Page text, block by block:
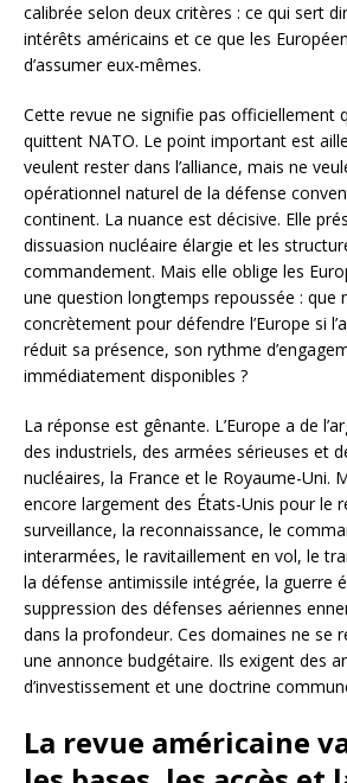
calibrée selon deux critères : ce qui sert
intérêts américains et ce que les
d’assumer eux-mêmes.
Cette revue ne signifie pas officiellement
quittent NATO. Le point important est
veulent rester dans l’alliance, mais ne
opérationnel naturel de la défense
continent. La nuance est décisive. Elle
dissuasion nucléaire élargie et les
commandement. Mais elle oblige les
une question longtemps repoussée : que
concrètement pour défendre l’Europe si
réduit sa présence, son rythme
immédiatement disponibles ?
La réponse est gênante. L’Europe a de
des industriels, des armées sérieuses et
nucléaires, la France et le Royaume-Uni.
encore largement des États-Unis pour le
surveillance, la reconnaissance, le
interarmées, le ravitaillement en vol, le
la défense antimissile intégrée, la guerre
suppression des défenses aériennes
dans la profondeur. Ces domaines ne se
une annonce budgétaire. Ils exigent des
d’investissement et une doctrine
La revue américaine